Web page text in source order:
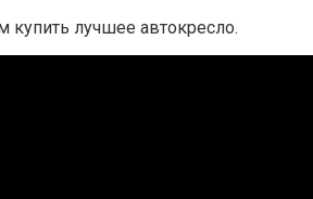
купить лучшее автокресло.